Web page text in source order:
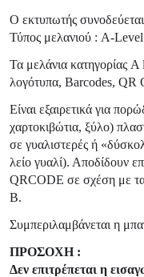
Ο εκτυπωτής
Τύπος μελανιού : A-
Τα μελάνια κατηγορίας
λογότυπα, Barcodes, QR
Είναι εξαιρετικά για
χαρτοκιβώτια, ξύλο)
σε γυαλιστερές ή
λείο γυαλί). Αποδίδουν
QRCODE σε σχέση με τα
B.
Συμπεριλαμβάνεται η
ΠΡΟΣΟΧΗ :
Δεν επιτρέπεται η